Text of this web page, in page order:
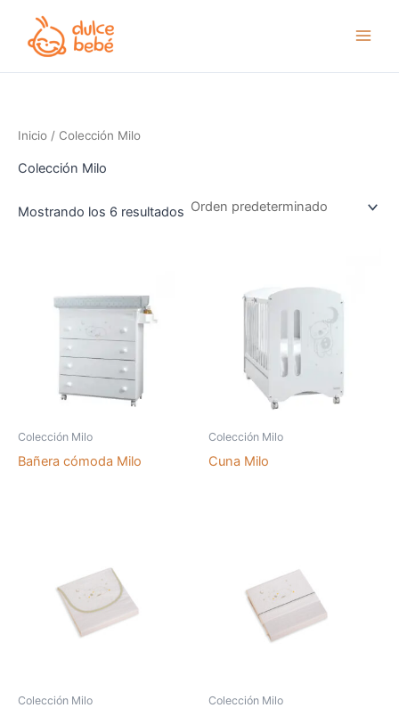
contenido
Inicio / Colección Milo
Colección Milo
Mostrando los 6 resultados
Colección Milo
Bañera cómoda Milo
Colección Milo
Cuna Milo
Colección Milo Colección Milo